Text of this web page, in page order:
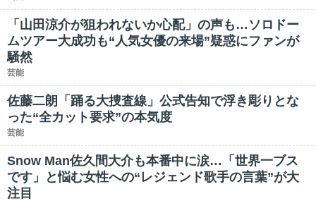
「山田涼介が狙われないか心配」の声も…ソロドー
ムツアー大成功も“人気女優の来場”疑惑にファンが
騒然
芸能
佐藤二朗「踊る大捜査線」公式告知で浮き彫りとな
った“全カット要求”の本気度
芸能
Snow Man佐久間大介も本番中に涙…「世界一ブス
です」と悩む女性への“レジェンド歌手の言葉”が大
注目